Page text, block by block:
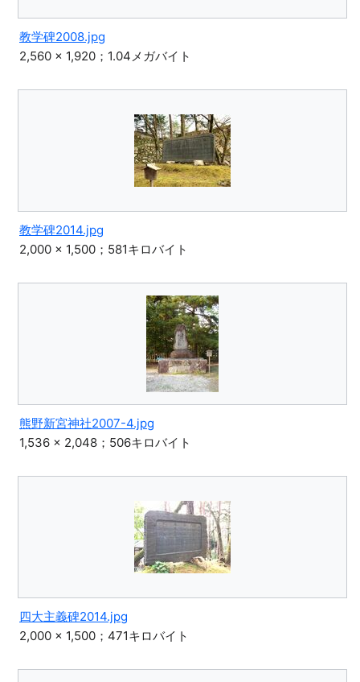
教学碑2008.jpg
2,560 × 1,920；1.04メガバイト
教学碑2014.jpg
2,000 × 1,500；581キロバイト
熊野新宮神社2007-4.jpg
1,536 × 2,048；506キロバイト
四大主義碑2014.jpg
2,000 × 1,500；471キロバイト